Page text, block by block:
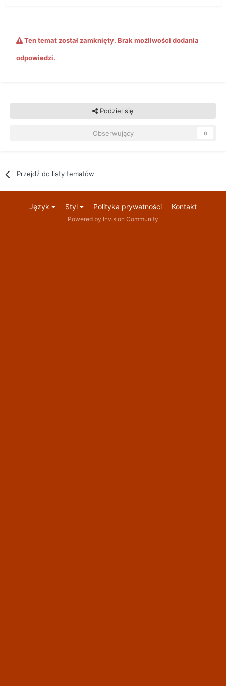
Ten temat został zamknięty. Brak możliwości dodania
odpowiedzi.
Podziel się
Obserwujący 0
Przejdź do listy tematów
Język Styl Polityka prywatności Kontakt
Powered by Invision Community